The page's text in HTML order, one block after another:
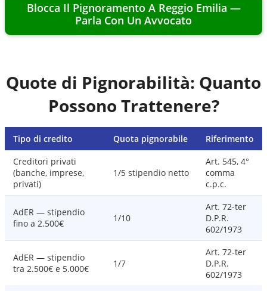
Blocca Il Pignoramento A Reggio Emilia —
Parla Con Un Avvocato
Quote di Pignorabilità: Quanto
Possono Trattenere?
Tipo di credito Quota pignorabile
Riferimento
Creditori privati
(banche, imprese,
privati)
1/5 stipendio netto
Art. 545, 4°
comma
c.p.c.
AdER — stipendio
fino a 2.500€
1/10
Art. 72-ter
D.P.R.
602/1973
AdER — stipendio
tra 2.500€ e 5.000€
1/7
Art. 72-ter
D.P.R.
602/1973